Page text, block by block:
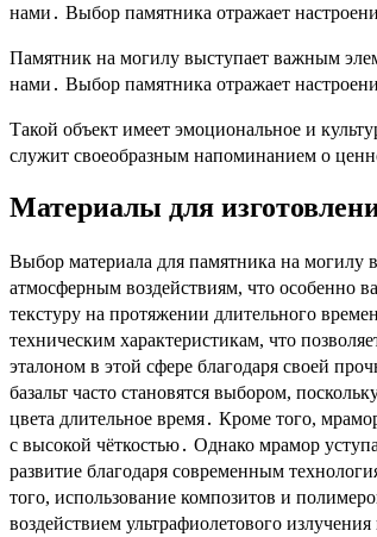
нами․ Выбор памятника отражает
Памятник на могилу выступает важным
нами․ Выбор памятника отражает
Такой объект имеет эмоциональное и
служит своеобразным напоминанием о
Материалы для
Выбор материала для памятника на могилу
атмосферным воздействиям, что особенно
текстуру на протяжении длительного
техническим характеристикам, что
эталоном в этой сфере благодаря своей
базальт часто становятся выбором,
цвета длительное время․ Кроме того,
с высокой чёткостью․ Однако мрамор
развитие благодаря современным
того, использование композитов и
воздействием ультрафиолетового